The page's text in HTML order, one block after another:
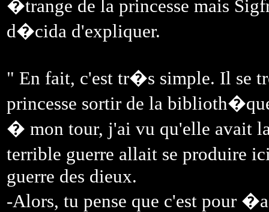
�trange de la princesse mais
d�cida d'expliquer.
" En fait, c'est tr�s simple. Il se
princesse sortir de la
� mon tour, j'ai vu qu'elle avait
terrible guerre allait se produire
guerre des dieux.
-Alors, tu pense que c'est pour